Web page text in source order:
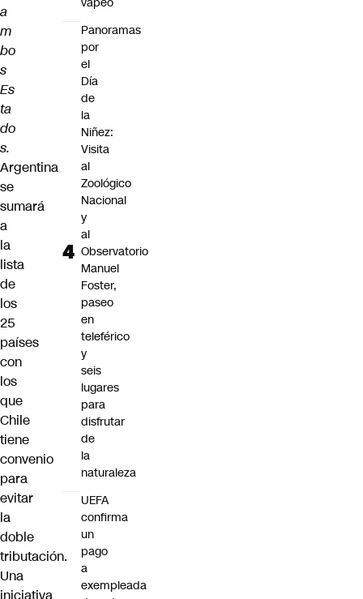
a
m
bo
s
Es
ta
do
s.
Argentina
se
sumará
a
la
lista
de
los
25
países
con
los
que
Chile
tiene
convenio
para
evitar
la
doble
tributación.
Una
iniciativa
Panoramas
por
el
Día
de
la
Niñez:
Visita
al
Zoológico
Nacional
y
al
Observatorio
Manuel
Foster,
paseo
en
teleférico
y
seis
lugares
para
disfrutar
de
la
naturaleza
UEFA
confirma
un
pago
a
exempleada